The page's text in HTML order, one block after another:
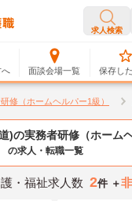
求人検索
へ 面談会場一覧 保存し
修（ホームヘルパー1級）
)の実務者研修（ホーム
の求人・転職一覧
・福祉求人数 2件 ＋